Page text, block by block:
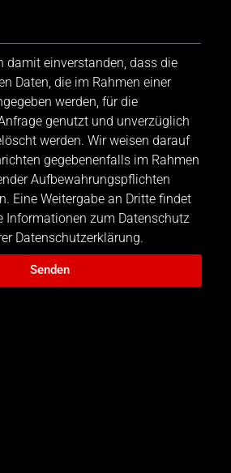
damit einverstanden, dass die
Daten, die im Rahmen einer
werden, für die
genutzt und unverzüglich
werden. Wir weisen darauf
gegebenenfalls im Rahmen
Aufbewahrungspflichten
Eine Weitergabe an Dritte findet
Informationen zum Datenschutz
Datenschutzerklärung.
Senden